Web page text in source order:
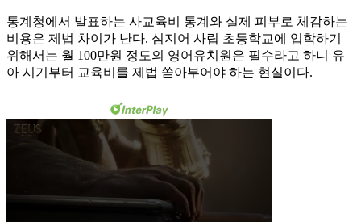
통계청에서 발표하는 사교육비 통계와 실제 피부로 체감하는
비용은 제법 차이가 난다. 심지어 사립 초등학교에 입학하기
위해서는 월 100만원 정도의 영어유치원은 필수라고 하니 유
아 시기부터 교육비를 제법 쏟아부어야 하는 현실이다.